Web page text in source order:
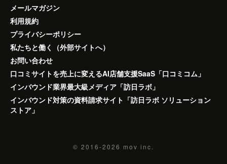
メールマガジン
利用規約
プライバシーポリシー
私たちと働く（外部サイトへ）
お問い合わせ
口コミサイトを売上に変えるAI店舗支援SaaS「口コミコム」
インバウンド業界最大級メディア「訪日ラボ」
インバウンド対策の資料請求サイト「訪日ラボ ソリューション
ストア」
© 2016-2026 mov inc.